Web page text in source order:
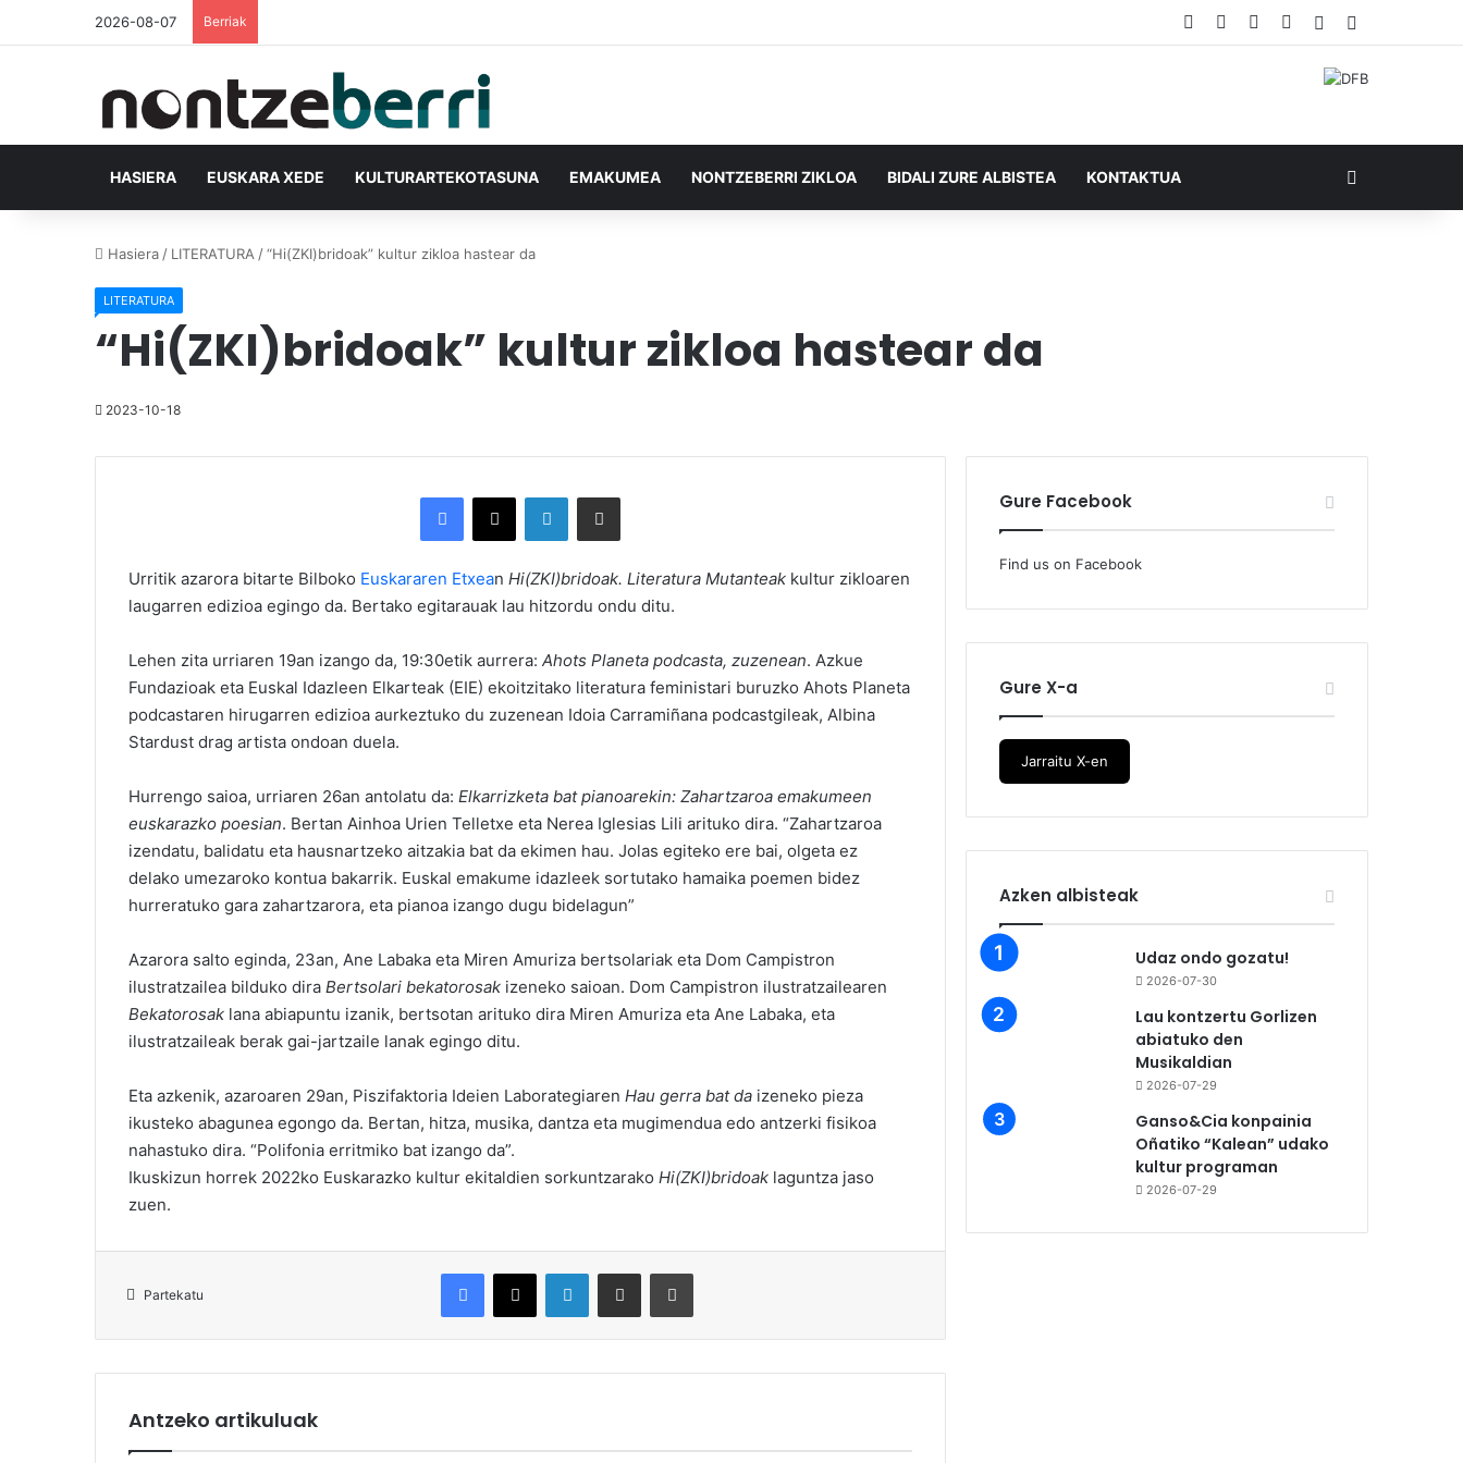
2026-08-07 Berriak Facebook YouTube
RSS Ausazko
HASIERA EUSKARA XEDE KULTURARTEKOTASUNA EMAKUMEA NONTZEBERRI ZIKLOA BIDALI ZURE ALBISTEA KONTAKTUA
Hasiera / LITERATURA /“Hi(ZKI)bridoak” kultur zikloa hastear da
LITERATURA
“Hi(ZKI)bridoak” kultur zikloa hastear da
2023-10-18
Urritik azarora bitarte Bilboko Euskararen Etxean Hi(ZKI)bridoak. Literatura Mutanteak kultur zikloaren
laugarren edizioa egingo da. Bertako egitarauak lau hitzordu ondu ditu.
Lehen zita urriaren 19an izango da, 19:30etik aurrera: Ahots Planeta podcasta, zuzenean. Azkue
Fundazioak eta Euskal Idazleen Elkarteak (EIE) ekoitzitako literatura feministari buruzko Ahots Planeta
podcastaren hirugarren edizioa aurkeztuko du zuzenean Idoia Carramiñana podcastgileak, Albina
Stardust drag artista ondoan duela.
Hurrengo saioa, urriaren 26an antolatu da: Elkarrizketa bat pianoarekin: Zahartzaroa emakumeen
euskarazko poesian. Bertan Ainhoa Urien Telletxe eta Nerea Iglesias Lili arituko dira. “Zahartzaroa
izendatu, balidatu eta hausnartzeko aitzakia bat da ekimen hau. Jolas egiteko ere bai, olgeta ez
delako umezaroko kontua bakarrik. Euskal emakume idazleek sortutako hamaika poemen bidez
hurreratuko gara zahartzarora, eta pianoa izango dugu bidelagun”
Azarora salto eginda, 23an, Ane Labaka eta Miren Amuriza bertsolariak eta Dom Campistron
ilustratzailea bilduko dira Bertsolari bekatorosak izeneko saioan. Dom Campistron ilustratzailearen
Bekatorosak lana abiapuntu izanik, bertsotan arituko dira Miren Amuriza eta Ane Labaka, eta
ilustratzaileak berak gai-jartzaile lanak egingo ditu.
Eta azkenik, azaroaren 29an, Piszifaktoria Ideien Laborategiaren Hau gerra bat da izeneko pieza
ikusteko abagunea egongo da. Bertan, hitza, musika, dantza eta mugimendua edo antzerki fisikoa
nahastuko dira. “Polifonia erritmiko bat izango da”.
Ikuskizun horrek 2022ko Euskarazko kultur ekitaldien sorkuntzarako Hi(ZKI)bridoak laguntza jaso
zuen.
Partekatu
Antzeko artikuluak
Gure Facebook
Find us on Facebook
Gure X-a
Jarraitu X-en
Azken albisteak
Udaz ondo gozatu!
2026-07-30
Lau kontzertu Gorlizen
abiatuko den
Musikaldian
2026-07-29
Ganso&Cia konpainia
Oñatiko “Kalean” udako
kultur programan
2026-07-29